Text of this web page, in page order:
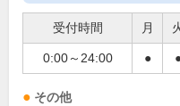
受付時間 月
0:00～24:00 ●
その他